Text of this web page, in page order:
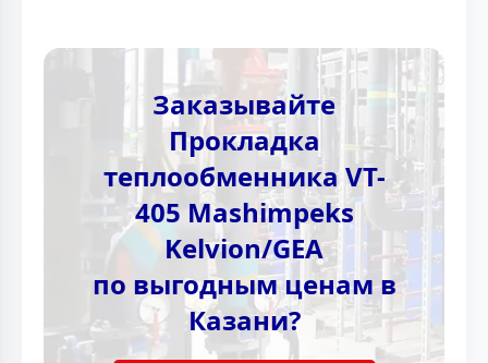
Заказывайте
Прокладка
теплообменника VT-
405 Mashimpeks
Kelvion/GEA
по выгодным ценам в
Казани?